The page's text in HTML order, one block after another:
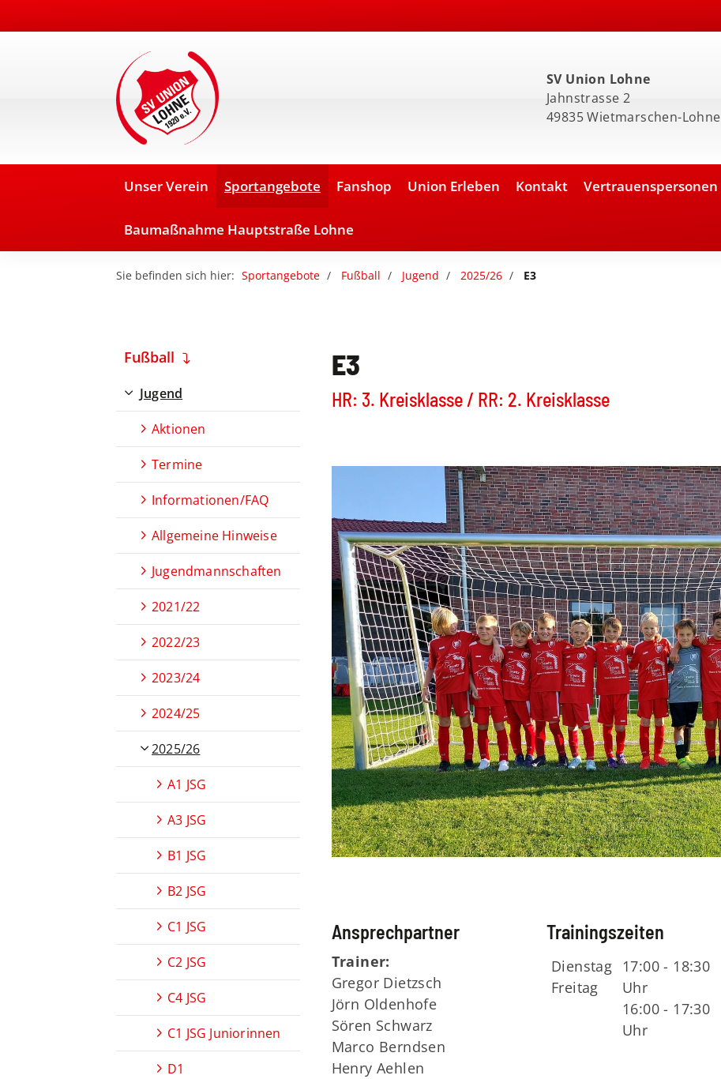
SV Union Lohne
Jahnstrasse 2
49835 Wietmarschen-Lohne
Unser Verein Sportangebote Fanshop Union Erleben Kontakt Vertrauenspersonen
Baumaßnahme Hauptstraße Lohne
Sie befinden sich hier: Sportangebote Fußball Jugend 2025/26 E3
E3
HR: 3. Kreisklasse / RR: 2. Kreisklasse
Ansprechpartner
Trainer:
Gregor Dietzsch
Jörn Oldenhofe
Sören Schwarz
Marco Berndsen
Henry Aehlen
Trainingszeiten
Dienstag
Freitag
17:00 - 18:30
Uhr
16:00 - 17:30
Uhr
Fußball
Jugend
Aktionen
Termine
Informationen/FAQ
Allgemeine Hinweise
Jugendmannschaften
2021/22
2022/23
2023/24
2024/25
2025/26
A1 JSG
A3 JSG
B1 JSG
B2 JSG
C1 JSG
C2 JSG
C4 JSG
C1 JSG Juniorinnen
D1